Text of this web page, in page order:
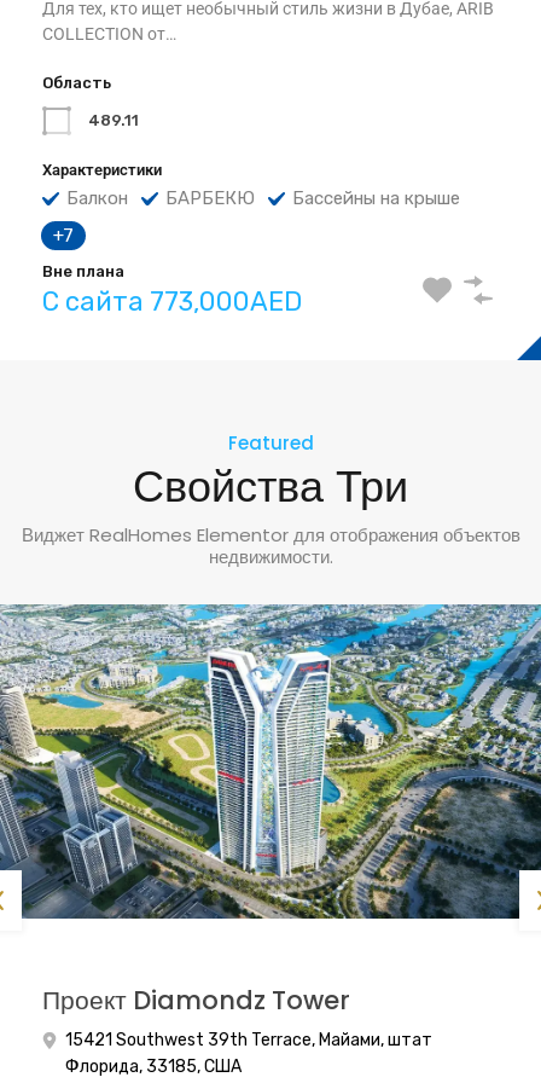
Для тех, кто ищет необычный стиль жизни в Дубае, ARIB
COLLECTION от…
Область
489.11
Характеристики
Балкон БАРБЕКЮ
Бассейны на крыше
+7
Вне плана
С сайта 773,000AED
Featured
Свойства Три
Виджет RealHomes Elementor для отображения объектов
недвижимости.
Проект Diamondz Tower
15421 Southwest 39th Terrace, Майами, штат
Флорида, 33185, США
Венецианский проект Азизи
Дубай - Объединенные Арабские Эмираты
Skyscape Aura от Sobha
15421 Southwest 39th Terrace, Майами, штат
Флорида, 33185, США